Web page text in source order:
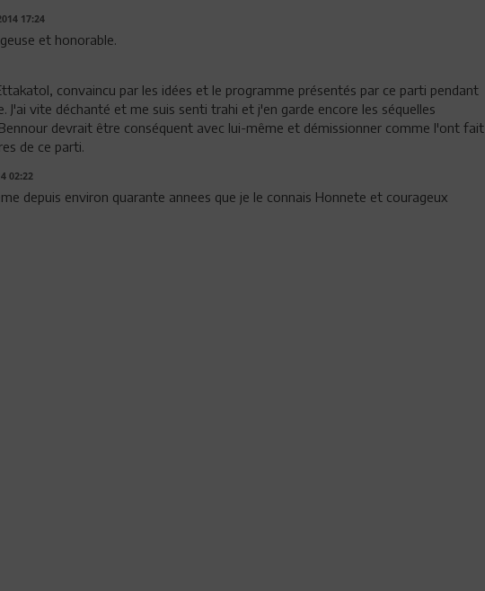
17:24
et honorable.
convaincu par les idées et le programme présentés par ce parti pendant
J'ai vite déchanté et me suis senti trahi et j'en garde encore les séquelles
devrait être conséquent avec lui-même et démissionner comme l'ont fait
de ce parti.
02:22
depuis environ quarante annees que je le connais Honnete et courageux